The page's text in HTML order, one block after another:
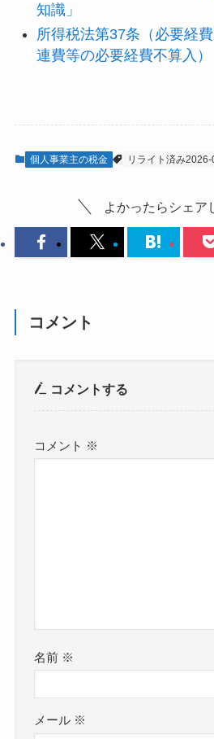
知識」
所得税法第37条（必要経
連費等の必要経費不算入）
個人事業主の税金 リライト済み2026-
よかったらシェア
コメント
コメントする
コメント ※
名前 ※
メール ※